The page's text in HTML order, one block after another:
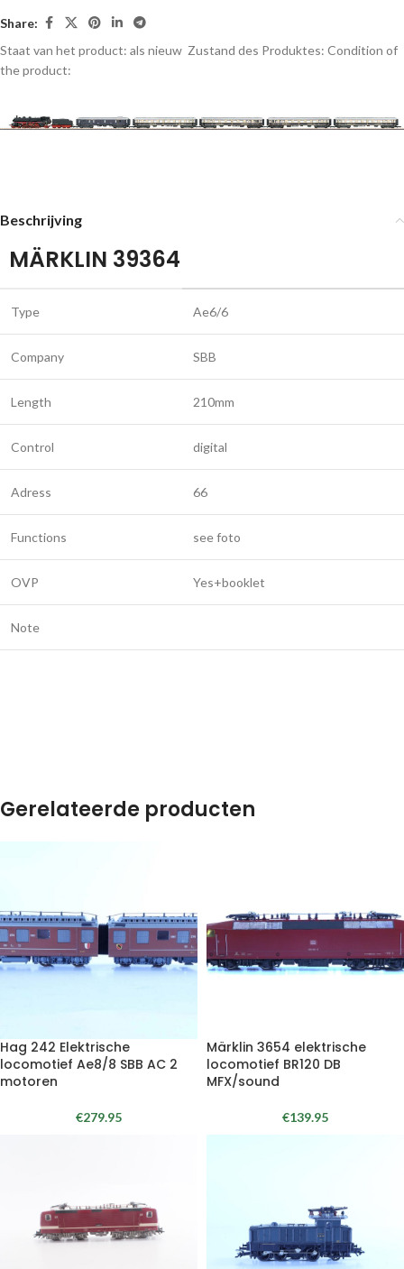
Share:
Staat van het product: als nieuw Zustand des Produktes: Condition of
the product:
Beschrijving
MÄRKLIN 39364
Type Ae6/6
Company SBB
Length 210mm
Control digital
Adress 66
Functions see foto
OVP Yes+booklet
Note
Gerelateerde producten
Hag 242 Elektrische
locomotief Ae8/8 SBB AC 2
motoren
€279.95
Märklin 3654 elektrische
locomotief BR120 DB
MFX/sound
€139.95